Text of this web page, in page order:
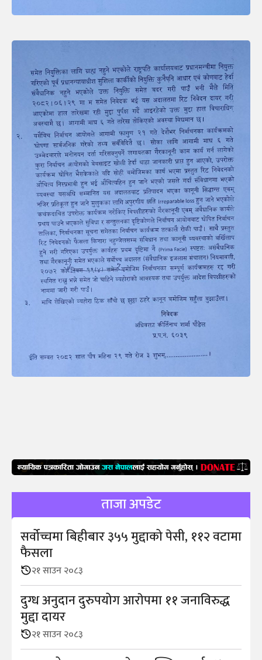
ताजा अपडेट
सर्वोच्चमा बिहीबार ३५५ मुद्दाको पेसी, ११२ वटामा
फैसला
२१ साउन २०८३
दुग्ध अनुदान दुरुपयोग आराेपमा ११ जनाविरुद्ध
मुद्दा दायर
२१ साउन २०८३